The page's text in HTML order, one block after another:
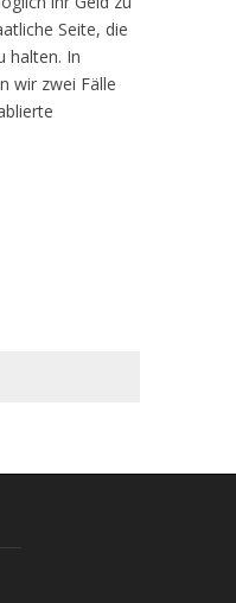
Seite, die
halten. In
wir zwei Fälle